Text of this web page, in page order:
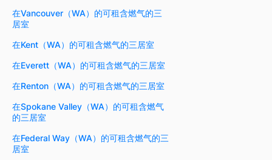
在Vancouver（WA）的可租含燃气的三
居室
在Kent（WA）的可租含燃气的三居室
在Everett（WA）的可租含燃气的三居室
在Renton（WA）的可租含燃气的三居室
在Spokane Valley（WA）的可租含燃气
的三居室
在Federal Way（WA）的可租含燃气的三
居室